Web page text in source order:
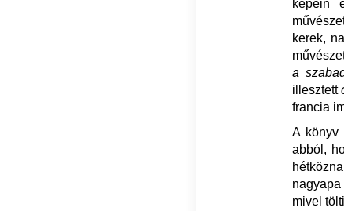
képein
kerek,
a
illesztett
francia
A könyv
abból,
mivel